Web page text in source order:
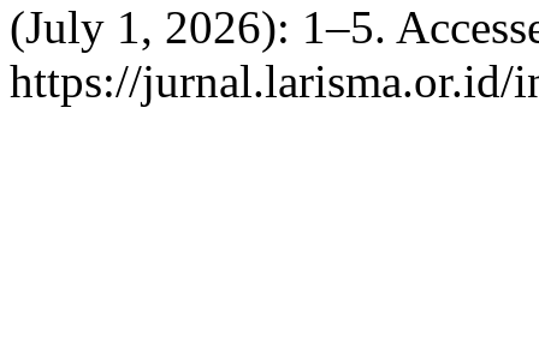
(July 1, 2026): 1–5.
https://jurnal.larisma.or.id/